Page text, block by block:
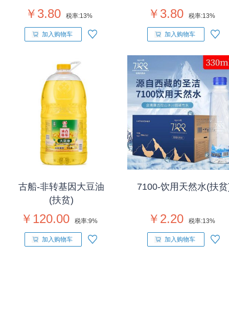
￥3.80 税率:13%
加入购物车
￥3.80 税率:13%
加入购物车
古船-非转基因大豆油
(扶贫)
￥120.00 税率:9%
加入购物车
7100-饮用天然水(扶
￥2.20 税率:13%
加入购物车